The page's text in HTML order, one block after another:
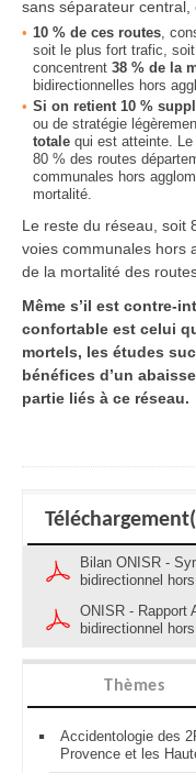
sans séparateur
10 % de ces routes,
soit le plus fort trafic,
concentrent 38 % de la
bidirectionnelles hors
Si on retient 10 %
ou de stratégie
totale qui est atteinte.
80 % des routes
communales hors
mortalité.
Le reste du réseau, soit
voies communales hors
de la mortalité des
Même s’il est contre-
confortable est celui
mortels, les études
bénéfices d’un
partie liés à ce réseau.
Bilan ONISR -
bidirectionnel
ONISR - Rapport
bidirectionnel
Thèmes
Accidentologie des
Provence et les